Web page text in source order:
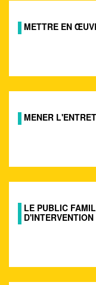
METTRE EN
MENER
LE PUBLIC
D'INTERVENTION